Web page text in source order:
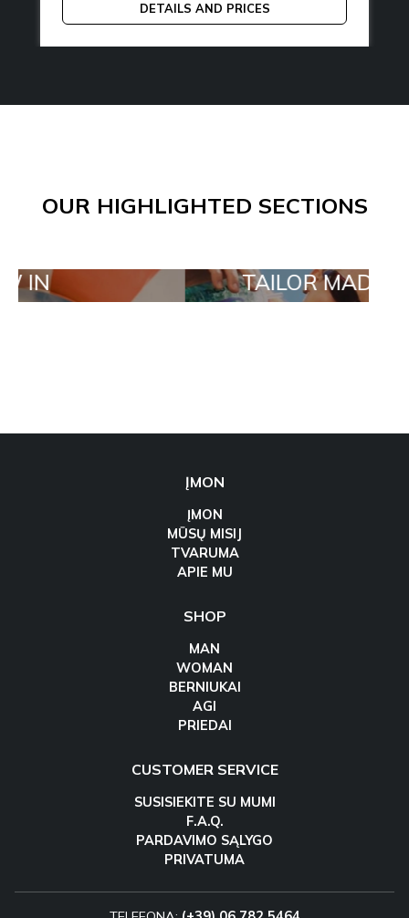
DETAILS AND PRICES
OUR HIGHLIGHTED SECTIONS
TAILOR MADE ORDERS
ĮMON
ĮMON
MŪSŲ MISIJ
TVARUMA
APIE MU
SHOP
MAN
WOMAN
BERNIUKAI
AGI
PRIEDAI
CUSTOMER SERVICE
SUSISIEKITE SU MUMI
F.A.Q.
PARDAVIMO SĄLYGO
PRIVATUMA